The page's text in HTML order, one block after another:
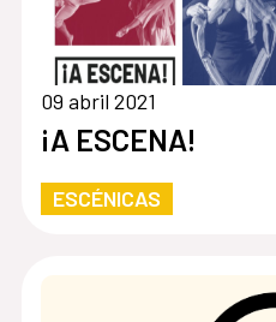
09 abril 2021
¡A ESCENA!
ESCÉNICAS